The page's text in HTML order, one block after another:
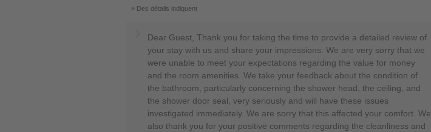
Des détails indiquent
Dear Guest, Thank you for taking the time to provide a detailed review of
your stay with us and share your impressions. We are very sorry that we
were unable to meet your expectations regarding the value for money
and the room amenities. We take your feedback about the condition of
the bathroom, particularly concerning the shower head, the ceiling, and
the shower door seal, very seriously and will have these issues
investigated immediately. We are sorry that this affected your comfort. We
also thank you for your positive comments regarding the cleanliness and